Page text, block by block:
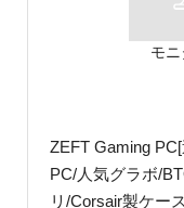
モニ
ZEFT Gaming
PC/人気グラボ/
リ/Corsair製ケー